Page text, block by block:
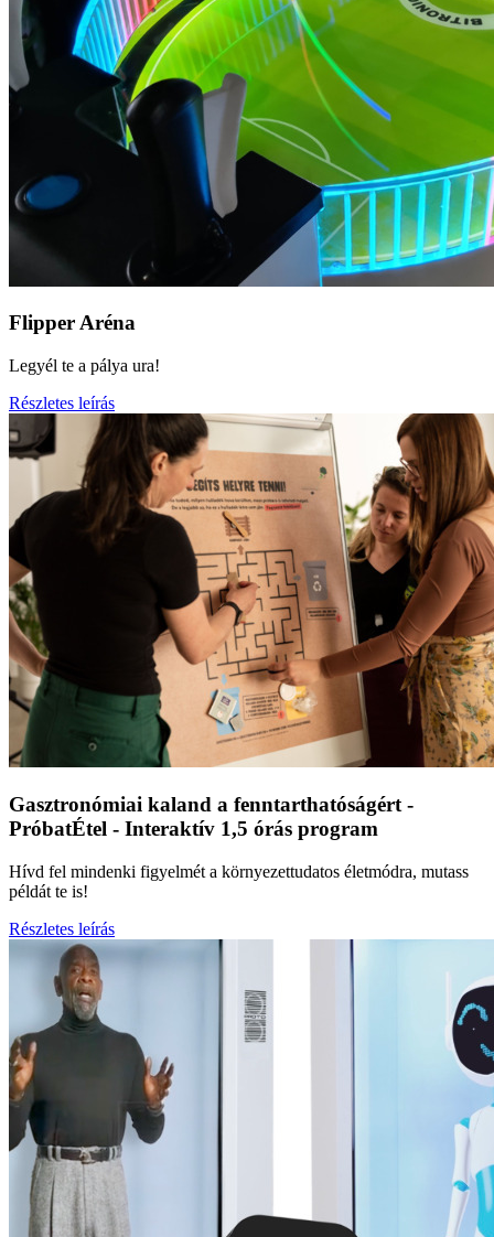
Flipper Aréna
Legyél te a pálya ura!
Részletes leírás
Gasztronómiai kaland a fenntarthatóságért -
PróbatÉtel - Interaktív 1,5 órás program
Hívd fel mindenki figyelmét a környezettudatos életmódra, mutass
példát te is!
Részletes leírás